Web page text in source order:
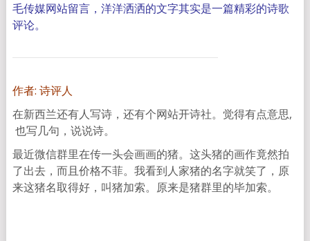
毛传媒网站留言，洋洋洒洒的文字其实是一篇精彩的诗歌
评论。
作者: 诗评人
在新西兰还有人写诗，还有个网站开诗社。觉得有点意思,
也写几句，说说诗。
最近微信群里在传一头会画画的猪。这头猪的画作竟然拍
了出去，而且价格不菲。我看到人家猪的名字就笑了，原
来这猪名取得好，叫猪加索。原来是猪群里的毕加索。